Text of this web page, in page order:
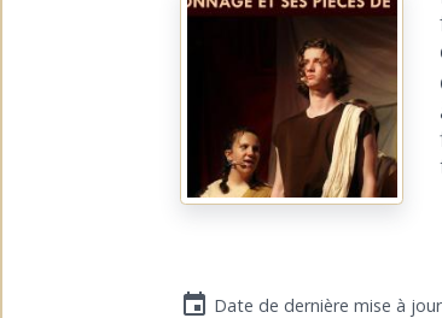
Date de dernière mise à